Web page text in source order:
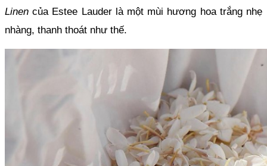
Linen của Estee Lauder là một mùi hương hoa trắng nhẹ
nhàng, thanh thoát như thế.